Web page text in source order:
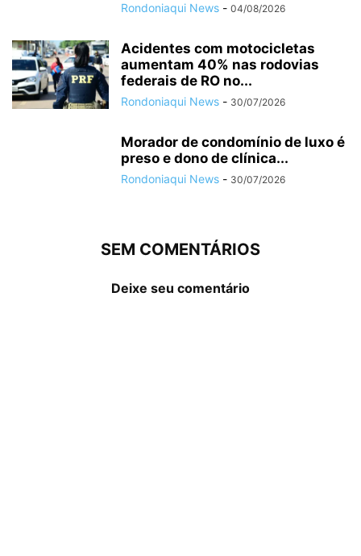
Rondoniaqui News - 04/08/2026
Acidentes com motocicletas
aumentam 40% nas rodovias
federais de RO no...
Rondoniaqui News - 30/07/2026
Morador de condomínio de luxo é
preso e dono de clínica...
Rondoniaqui News - 30/07/2026
SEM COMENTÁRIOS
Deixe seu comentário